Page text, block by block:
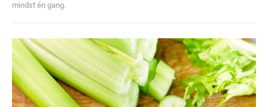
mindst én gang.